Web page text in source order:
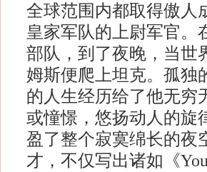
全球范围内都取得傲人
皇家军队的上尉军官。
部队，到了夜晚，当世
姆斯便爬上坦克。孤独
的人生经历给了他无穷
或憧憬，悠扬动人的旋
盈了整个寂寞绵长的夜
才，不仅写出诸如《